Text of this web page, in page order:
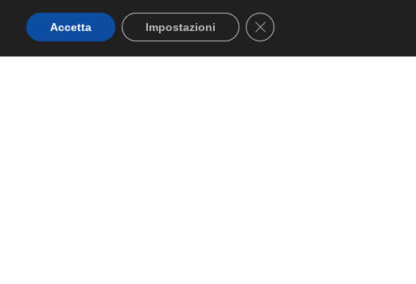
Accetta Impostazioni Close GDPR Cookie Banner